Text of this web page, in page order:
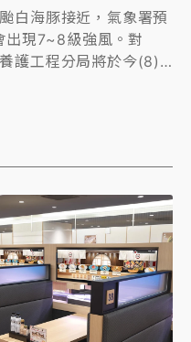
白海豚接近，氣象署預
出現7~8級強風。對
護工程分局將於今(8)
人行自行車道及機車
)行駛。另外，各大航
《知新聞》為您不斷更